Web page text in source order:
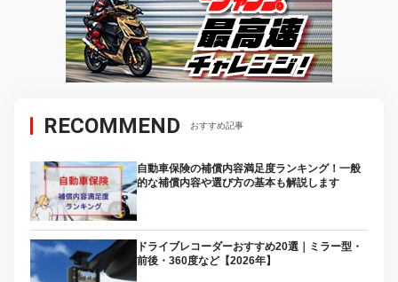
RECOMMEND おすすめ記事
自動車保険の補償内容満足度ランキング！一般
的な補償内容や選び方の基本も解説します
ドライブレコーダーおすすめ20選｜ミラー型・
前後・360度など【2026年】